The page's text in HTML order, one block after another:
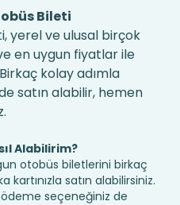
Bileti
yerel ve ulusal birçok
en uygun fiyatlar ile
kolay adımla
satın alabilir, hemen
Alabilirim?
otobüs biletlerini birkaç
kartınızla satın alabilirsiniz.
seçeneğiniz de